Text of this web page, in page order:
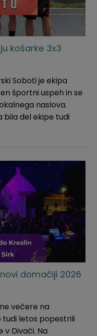
košarke 3x3
Soboti je ekipa
športni uspeh in se
naslova.
bila del ekipe tudi
domačiji 2026
večere na
tudi letos popestrili
Divači. Na